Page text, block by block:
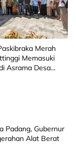
Merah
Memasuki
Asrama Desa
Padang, Gubernur
Alat Berat